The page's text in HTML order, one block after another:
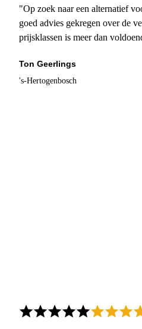
"Op zoek naar een alternatief
goed advies gekregen over de
prijsklassen is meer dan
Ton Geerlings
's-Hertogenbosch